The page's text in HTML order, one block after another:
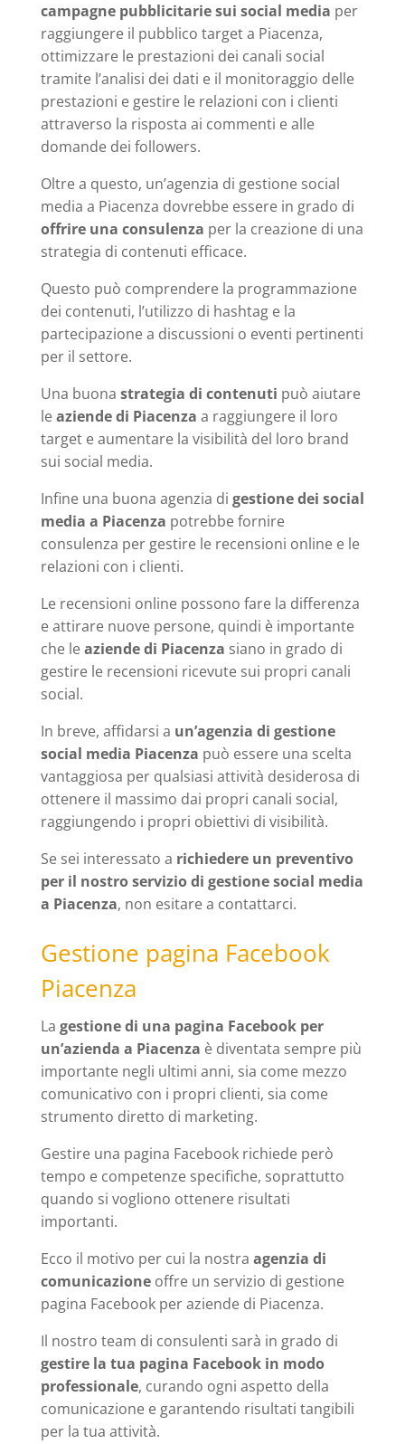
campagne pubblicitarie sui social media per
raggiungere il pubblico target a Piacenza,
ottimizzare le prestazioni dei canali social
tramite l’analisi dei dati e il monitoraggio delle
prestazioni e gestire le relazioni con i clienti
attraverso la risposta ai commenti e alle
domande dei followers.
Oltre a questo, un’agenzia di gestione social
media a Piacenza dovrebbe essere in grado di
offrire una consulenza per la creazione di una
strategia di contenuti efficace.
Questo può comprendere la programmazione
dei contenuti, l’utilizzo di hashtag e la
partecipazione a discussioni o eventi pertinenti
per il settore.
Una buona strategia di contenuti può aiutare
leaziende di Piacenza a raggiungere il loro
target e aumentare la visibilità del loro brand
sui social media.
Infine una buona agenzia di gestione dei social
media a Piacenza potrebbe fornire
consulenza per gestire le recensioni online e le
relazioni con i clienti.
Le recensioni online possono fare la differenza
e attirare nuove persone, quindi è importante
che leaziende di Piacenza siano in grado di
gestire le recensioni ricevute sui propri canali
social.
In breve, affidarsi a un’agenzia di gestione
social media Piacenza può essere una scelta
vantaggiosa per qualsiasi attività desiderosa di
ottenere il massimo dai propri canali social,
raggiungendo i propri obiettivi di visibilità.
Se sei interessato a richiedere un preventivo
per il nostro servizio di gestione social media
a Piacenza, non esitare a contattarci.
Gestione pagina Facebook
Piacenza
La gestione di una pagina Facebook per
un’azienda a Piacenza è diventata sempre più
importante negli ultimi anni, sia come mezzo
comunicativo con i propri clienti, sia come
strumento diretto di marketing.
Gestire una pagina Facebook richiede però
tempo e competenze specifiche, soprattutto
quando si vogliono ottenere risultati
importanti.
Ecco il motivo per cui la nostra agenzia di
comunicazioneoffre un servizio di gestione
pagina Facebook per aziende di Piacenza.
Il nostro team di consulenti sarà in grado di
gestire la tua pagina Facebook in modo
professionale, curando ogni aspetto della
comunicazione e garantendo risultati tangibili
per la tua attività.